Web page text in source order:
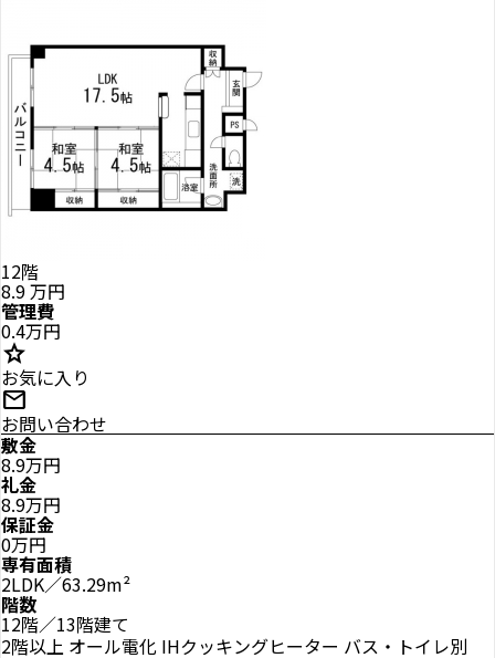
12階
8.9万円
管理費
0.4万円
star
お気に入り
mail
お問い合わせ
敷金
8.9万円
礼金
8.9万円
保証金
0万円
専有面積
2LDK／63.29m²
階数
12階／13階建て
2階以上 オール電化 IHクッキングヒーター バス・トイレ別